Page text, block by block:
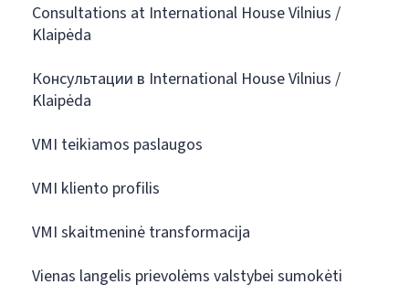
Consultations at International House Vilnius /
Klaipėda
Консультации в International House Vilnius /
Klaipėda
VMI teikiamos paslaugos
VMI kliento profilis
VMI skaitmeninė transformacija
Vienas langelis prievolėms valstybei sumokėti